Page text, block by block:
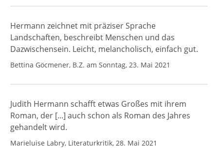
Hermann zeichnet mit präziser Sprache
Landschaften, beschreibt Menschen und das
Dazwischensein. Leicht, melancholisch, einfach gut.
Bettina Göcmener, B.Z. am Sonntag, 23. Mai 2021
Judith Hermann schafft etwas Großes mit ihrem
Roman, der [...] auch schon als Roman des Jahres
gehandelt wird.
Marieluise Labry, Literaturkritik, 28. Mai 2021